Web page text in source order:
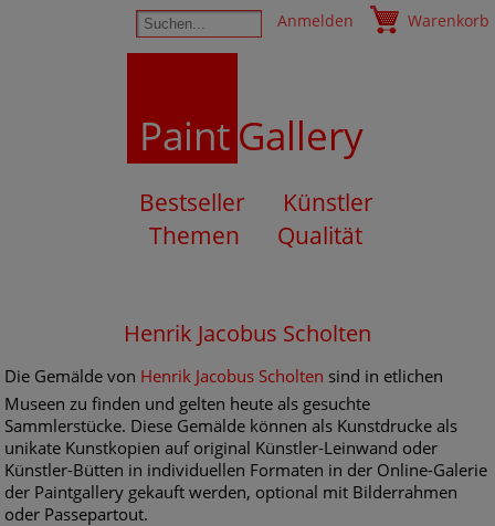
Anmelden Warenkorb
PaintGallery
Bestseller
Künstler
Themen
Qualität
Henrik Jacobus Scholten
Die Gemälde von Henrik Jacobus Scholten sind in etlichen
Museen zu finden und gelten heute als gesuchte
Sammlerstücke. Diese Gemälde können als Kunstdrucke als
unikate Kunstkopien auf original Künstler-Leinwand oder
Künstler-Bütten in individuellen Formaten in der Online-Galerie
der Paintgallery gekauft werden, optional mit Bilderrahmen
oder Passepartout.